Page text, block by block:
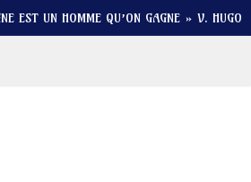
EST UN HOMME QU’ON GAGNE » V. HUGO